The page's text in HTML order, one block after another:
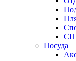
Посуда